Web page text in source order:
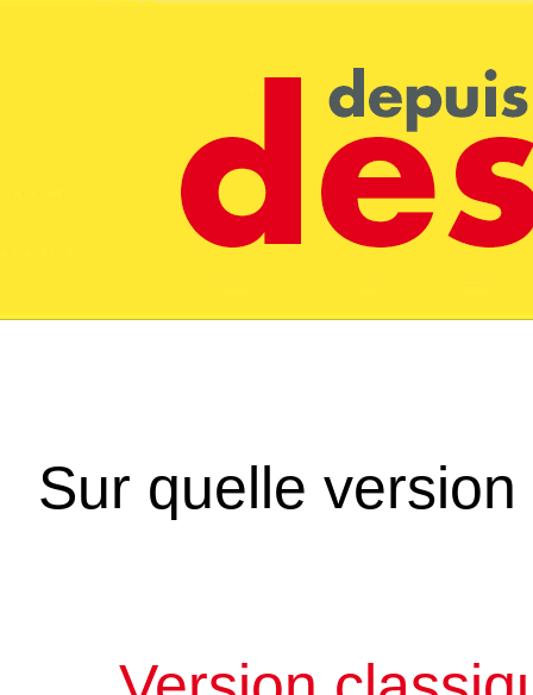
Sur quelle